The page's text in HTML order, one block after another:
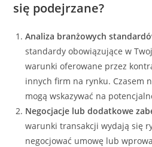
się podejrzane?
Analiza branżowych
standardy obowiązujące w
warunki oferowane przez
innych firm na rynku. Czasem
mogą wskazywać na
Negocjacje lub dodatkowe
warunki transakcji wydają się
negocjować umowę lub